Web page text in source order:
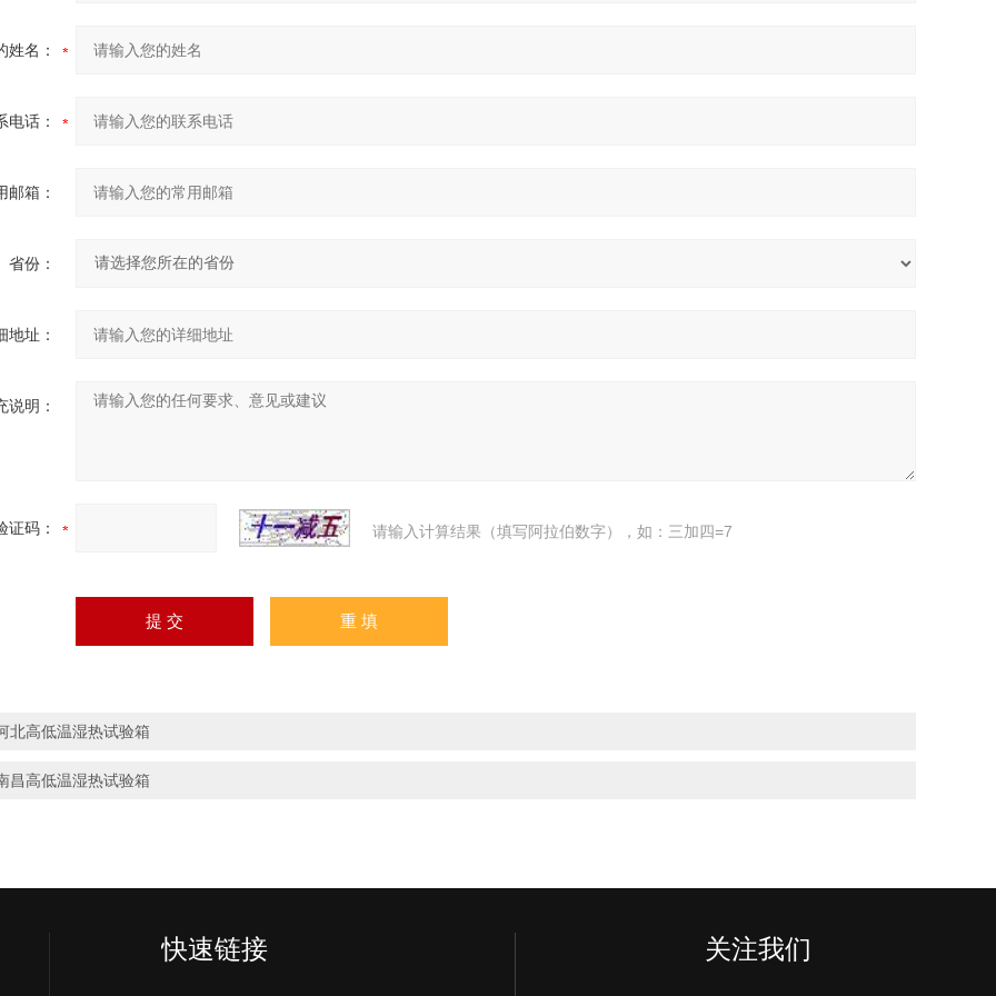
姓名：
电话：
邮箱：
省份：
地址：
说明：
证码： 请输入计算结果（填写阿拉伯数字），如：三加四=7
北高低温湿热试验箱
昌高低温湿热试验箱
快速链接 关注我们